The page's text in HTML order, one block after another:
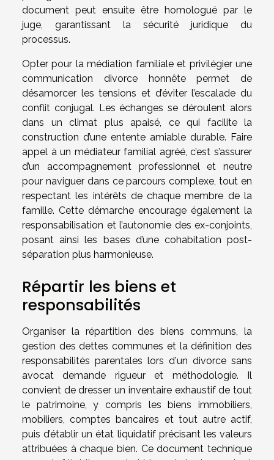
document peut ensuite être homologué par le
juge, garantissant la sécurité juridique du
processus.
Opter pour la médiation familiale et privilégier une
communication divorce honnête permet de
désamorcer les tensions et d’éviter l’escalade du
conflit conjugal. Les échanges se déroulent alors
dans un climat plus apaisé, ce qui facilite la
construction d’une entente amiable durable. Faire
appel à un médiateur familial agréé, c’est s’assurer
d’un accompagnement professionnel et neutre
pour naviguer dans ce parcours complexe, tout en
respectant les intérêts de chaque membre de la
famille. Cette démarche encourage également la
responsabilisation et l’autonomie des ex-conjoints,
posant ainsi les bases d’une cohabitation post-
séparation plus harmonieuse.
Répartir les biens et
responsabilités
Organiser la répartition des biens communs, la
gestion des dettes communes et la définition des
responsabilités parentales lors d'un divorce sans
avocat demande rigueur et méthodologie. Il
convient de dresser un inventaire exhaustif de tout
le patrimoine, y compris les biens immobiliers,
mobiliers, comptes bancaires et tout autre actif,
puis d’établir un état liquidatif précisant les valeurs
attribuées à chaque bien. Ce document technique